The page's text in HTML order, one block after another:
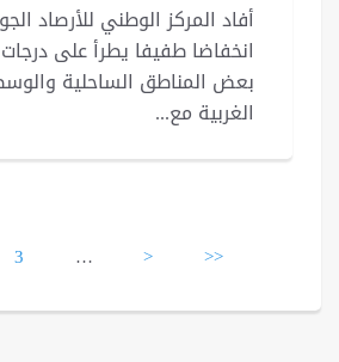
أفاد المركز الوطني للأرصاد
انخفاضا طفيفا يطرأ على
بعض المناطق الساحلية
الغربية مع...
3 … > >>